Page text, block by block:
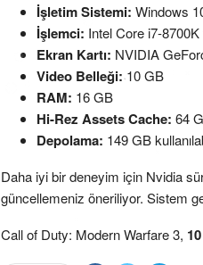
İşletim Sistemi: Windows
İşlemci: Intel Core i7-
Ekran Kartı: NVIDIA
Video Belleği:10 GB
RAM: 16 GB
Hi-Rez Assets Cache: 64
Depolama: 149 GB
Daha iyi bir deneyim için Nvidia
güncellemeniz öneriliyor. Sistem
Call of Duty: Modern Warfare 3,